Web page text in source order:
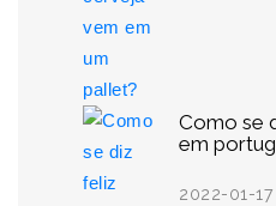
Como se
em
2022-01-17